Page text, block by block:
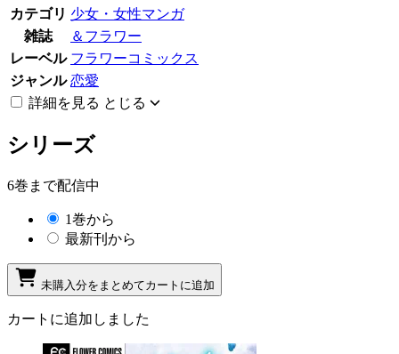
カテゴリ 少女・女性マンガ
雑誌
＆フラワー
レーベル フラワーコミックス
ジャンル 恋愛
詳細を見る とじる
シリーズ
6巻まで配信中
1巻から
最新刊から
未購入分をまとめてカートに追加
カートに追加しました